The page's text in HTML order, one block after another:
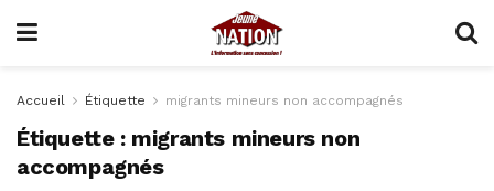
Accueil Étiquette migrants mineurs non accompagnés
Étiquette : migrants mineurs non
accompagnés